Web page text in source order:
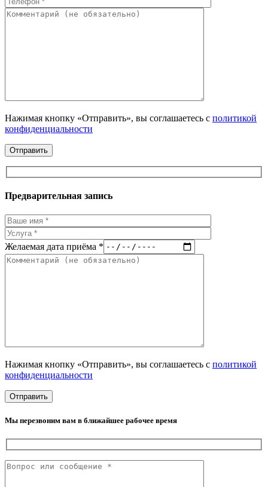
Нажимая кнопку «Отправить», вы соглашаетесь с политикой
конфиденциальности
Предварительная запись
Желаемая дата приёма *
Нажимая кнопку «Отправить», вы соглашаетесь с политикой
конфиденциальности
Мы перезвоним вам в ближайшее рабочее время